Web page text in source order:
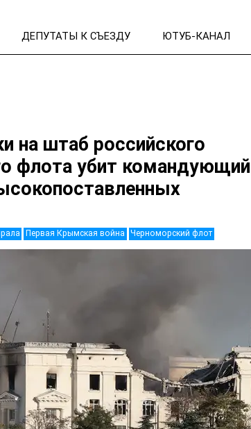
ДЕПУТАТЫ К СЪЕЗДУ ЮТУБ-КАНАЛ
на штаб российского
флота убит
Первая Крымская война Черноморский флот